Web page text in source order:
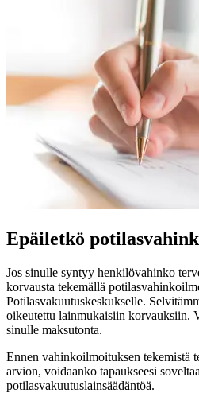
Epäiletkö
Jos sinulle syntyy henkilövahinko
korvausta tekemällä
Potilasvakuutuskeskukselle.
oikeutettu lainmukaisiin korvauksiin.
sinulle maksutonta.
Ennen vahinkoilmoituksen tekemistä
arvion, voidaanko tapaukseesi soveltaa
potilasvakuutuslainsäädäntöä.